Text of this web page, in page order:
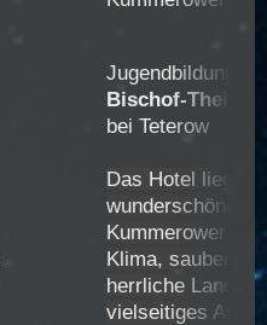
Bischof-
bei Teterow
Das Hotel liegt
wunderschönen
Kummerower
Klima, saubere
herrliche
vielseitiges